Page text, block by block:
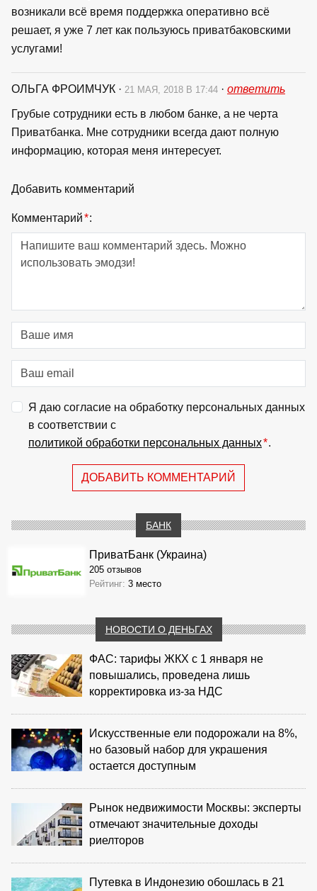
возникали всё время поддержка оперативно всё
решает, я уже 7 лет как пользуюсь приватбаковскими
услугами!
ОЛЬГА ФРОИМЧУК · 21 МАЯ, 2018 В 17:44 · ответить
Грубые сотрудники есть в любом банке, а не черта
Приватбанка. Мне сотрудники всегда дают полную
информацию, которая меня интересует.
Добавить комментарий
Комментарий*:
Я даю согласие на обработку персональных данных
в соответствии с
политикой обработки персональных данных*.
ДОБАВИТЬ КОММЕНТАРИЙ
БАНК
ПриватБанк (Украина)
205 отзывов
Рейтинг: 3 место
НОВОСТИ О ДЕНЬГАХ
ФАС: тарифы ЖКХ с 1 января не
повышались, проведена лишь
корректировка из‑за НДС
Искусственные ели подорожали на 8%,
но базовый набор для украшения
остается доступным
Рынок недвижимости Москвы: эксперты
отмечают значительные доходы
риелторов
Путевка в Индонезию обошлась в 21